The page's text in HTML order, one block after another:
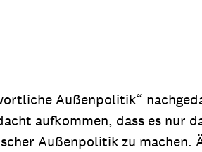
Außenpolitik“
aufkommen, dass es nur
Außenpolitik zu machen.